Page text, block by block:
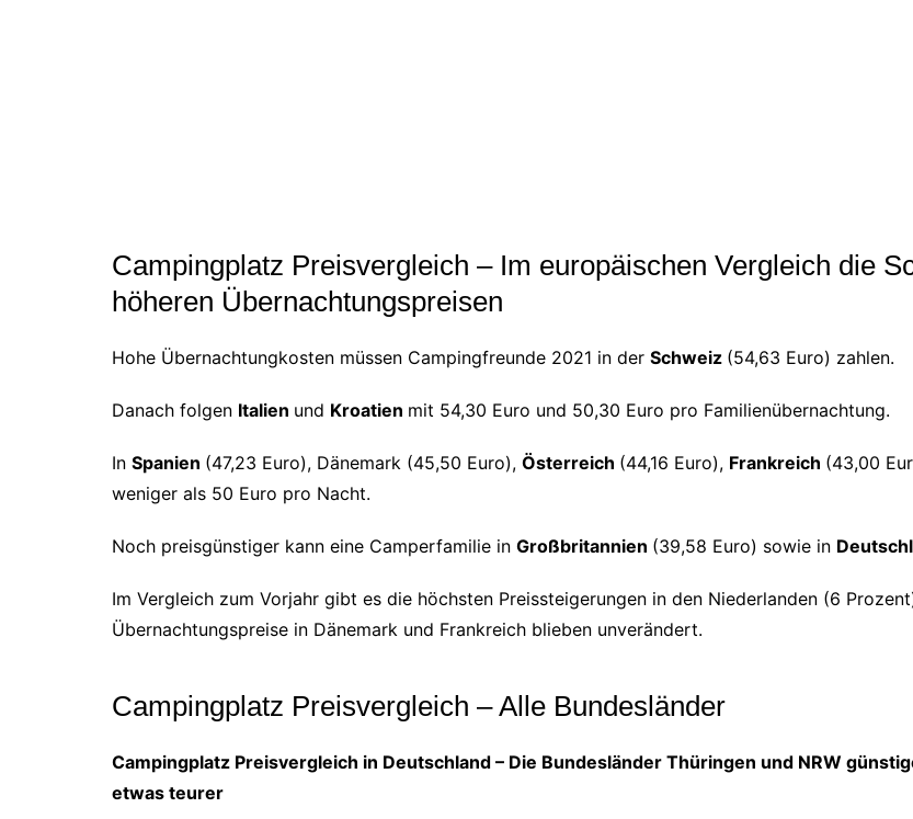
Campingplatz Preisvergleich – Im europäischen Vergleich die
höheren Übernachtungspreisen
Hohe Übernachtungkosten müssen Campingfreunde 2021 in der Schweiz (54,63 Euro) zahlen.
Danach folgen Italien und Kroatien mit 54,30 Euro und 50,30 Euro pro Familienübernachtung.
In Spanien (47,23 Euro), Dänemark (45,50 Euro), Österreich (44,16 Euro), Frankreich (43,00
weniger als 50 Euro pro Nacht.
Noch preisgünstiger kann eine Camperfamilie in Großbritannien (39,58 Euro) sowie in
Im Vergleich zum Vorjahr gibt es die höchsten Preissteigerungen in den Niederlanden (6
Übernachtungspreise in Dänemark und Frankreich blieben unverändert.
Campingplatz Preisvergleich – Alle Bundesländer
Campingplatz Preisvergleich in Deutschland – Die Bundesländer Thüringen und NRW
etwas teurer